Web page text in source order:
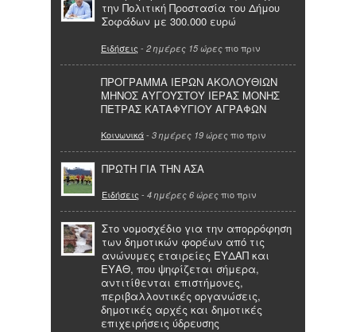
την Πολιτική Προστασία του Δήμου
Σοφάδων με 300.000 ευρώ
Ειδήσεις - 2 ημέρες 15 ώρες πιο πριν
ΠΡΟΓΡΑΜΜΑ ΙΕΡΩΝ ΑΚΟΛΟΥΘΙΩΝ
ΜΗΝΟΣ ΑΥΓΟΥΣΤΟΥ ΙΕΡΑΣ ΜΟΝΗΣ
ΠΕΤΡΑΣ ΚΑΤΑΦΥΓΙΟΥ ΑΓΡΑΦΩΝ
Κοινωνικά- 3 ημέρες 19 ώρες πιο πριν
ΠΡΩΤΗ ΓΙΑ ΤΗΝ ΑΣΑ
Ειδήσεις - 4 ημέρες 6 ώρες πιο πριν
Στο νομοσχέδιο για την απορρόφηση
των δημοτικών φορέων από τις
ανώνυμες εταιρείες ΕΥΔΑΠ και
ΕΥΑΘ, που ψηφίζεται σήμερα,
αντιτίθενται επιστήμονες,
περιβαλλοντικές οργανώσεις,
δημοτικές αρχές και δημοτικές
επιχειρήσεις ύδρευσης